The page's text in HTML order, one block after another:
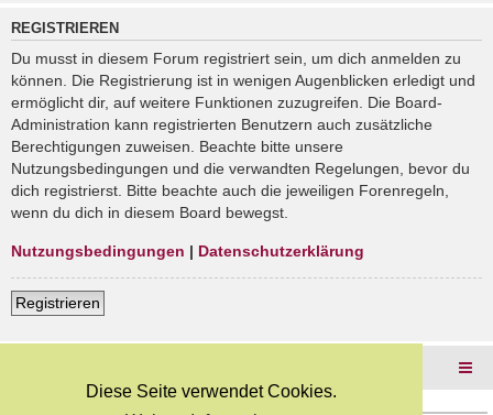
Diese Seite verwendet Cookies.
REGISTRIEREN
Du musst in diesem Forum registriert sein, um dich anmelden zu
können. Die Registrierung ist in wenigen Augenblicken erledigt und
ermöglicht dir, auf weitere Funktionen zuzugreifen. Die Board-
Administration kann registrierten Benutzern auch zusätzliche
Berechtigungen zuweisen. Beachte bitte unsere
Nutzungsbedingungen und die verwandten Regelungen, bevor du
dich registrierst. Bitte beachte auch die jeweiligen Forenregeln,
wenn du dich in diesem Board bewegst.
Nutzungsbedingungen | Datenschutzerklärung
Registrieren